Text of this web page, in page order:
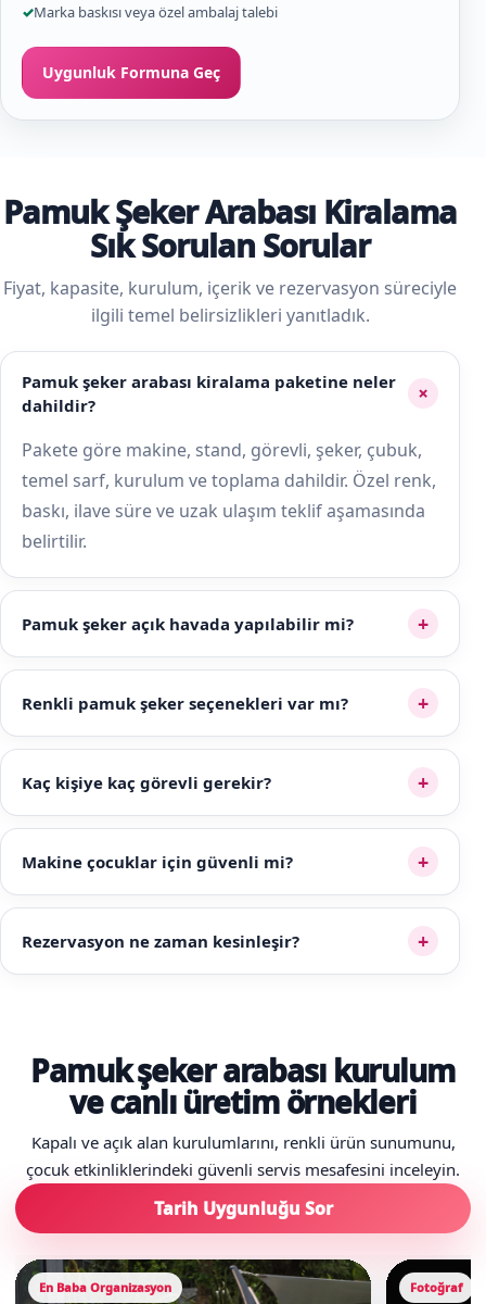
✓Marka baskısı veya özel ambalaj talebi
Uygunluk Formuna Geç
Pamuk Şeker Arabası Kiralama
Sık Sorulan Sorular
Fiyat, kapasite, kurulum, içerik ve rezervasyon süreciyle
ilgili temel belirsizlikleri yanıtladık.
Pamuk şeker arabası kiralama paketine neler
dahildir?
+
Pakete göre makine, stand, görevli, şeker, çubuk,
temel sarf, kurulum ve toplama dahildir. Özel renk,
baskı, ilave süre ve uzak ulaşım teklif aşamasında
belirtilir.
Pamuk şeker açık havada yapılabilir mi? +
Renkli pamuk şeker seçenekleri var mı? +
Kaç kişiye kaç görevli gerekir? +
Makine çocuklar için güvenli mi? +
Rezervasyon ne zaman kesinleşir? +
Pamuk şeker arabası kurulum
ve canlı üretim örnekleri
Kapalı ve açık alan kurulumlarını, renkli ürün sunumunu,
çocuk etkinliklerindeki güvenli servis mesafesini inceleyin.
Tarih Uygunluğu Sor
En Baba Organizasyon Fotoğraf